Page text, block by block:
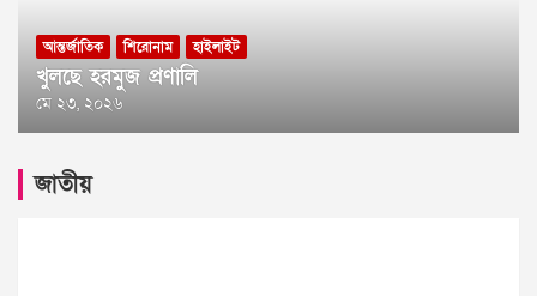
আন্তর্জাতিক শিরোনাম হাইলাইট
খুলছে হরমুজ প্রণালি
মে ২৩, ২০২৬
জাতীয়